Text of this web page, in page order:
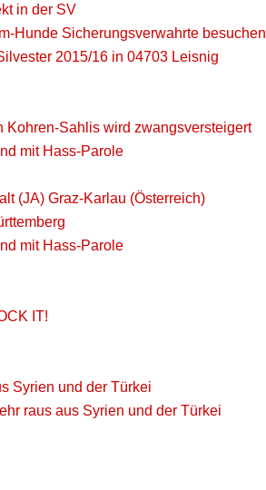
in der SV
Hunde Sicherungsverwahrte besuchen
2015/16 in 04703 Leisnig
Kohren-Sahlis wird zwangsversteigert
mit Hass-Parole
(JA) Graz-Karlau (Österreich)
mit Hass-Parole
IT!
Syrien und der Türkei
raus aus Syrien und der Türkei